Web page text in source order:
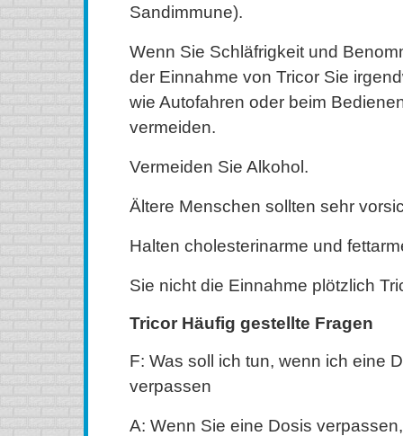
Sandimmune).
Wenn Sie Schläfrigkeit und
der Einnahme von Tricor Sie
wie Autofahren oder beim
vermeiden.
Vermeiden Sie Alkohol.
Ältere Menschen sollten sehr
Halten cholesterinarme und
Sie nicht die Einnahme plötzlich
Tricor Häufig gestellte Fragen
F: Was soll ich tun, wenn ich eine
verpassen
A: Wenn Sie eine Dosis